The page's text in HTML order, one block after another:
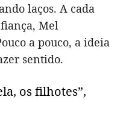
laços. A cada
Mel
a pouco, a ideia
sentido.
os filhotes”,